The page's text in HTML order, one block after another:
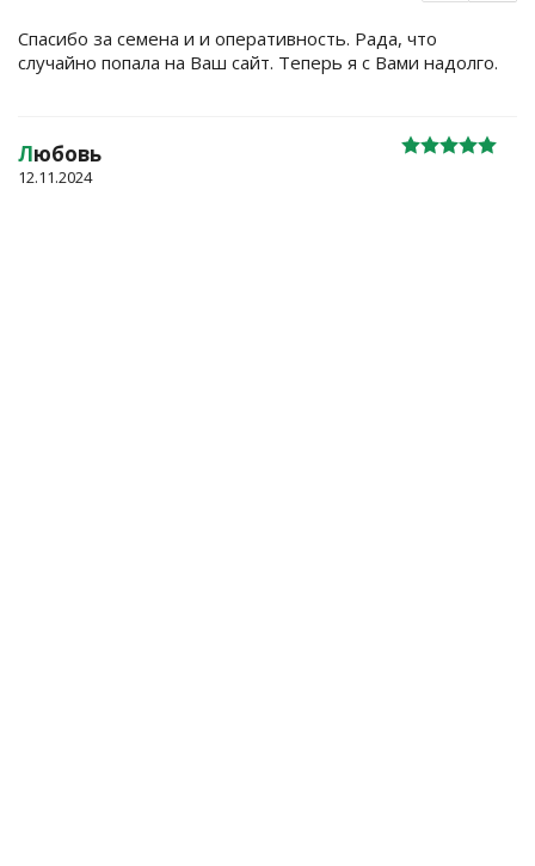
Спасибо за семена и и оперативность. Рада, что
случайно попала на Ваш сайт. Теперь я с Вами надолго.
Любовь
12.11.2024